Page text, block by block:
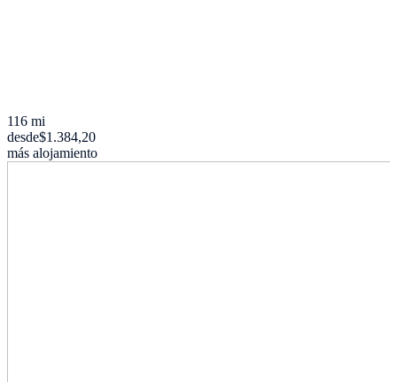
116 mi
desde$1.384,20
más alojamiento